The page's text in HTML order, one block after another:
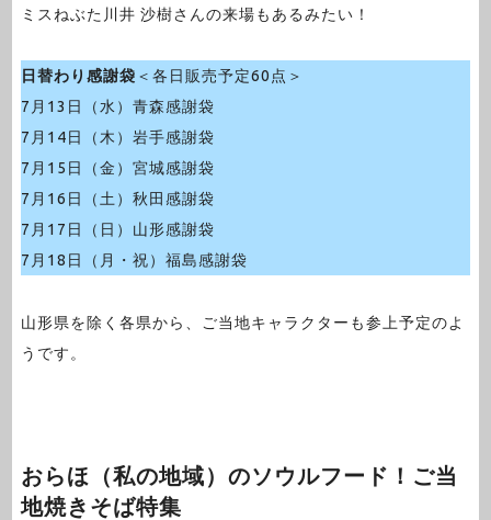
ミスねぶた川井 沙樹さんの来場もあるみたい！
日替わり感謝袋 ＜各日販売予定60点＞
7月13日（水）青森感謝袋
7月14日（木）岩手感謝袋
7月15日（金）宮城感謝袋
7月16日（土）秋田感謝袋
7月17日（日）山形感謝袋
7月18日（月・祝）福島感謝袋
山形県を除く各県から、ご当地キャラクターも参上予定のよ
うです。
おらほ（私の地域）のソウルフード！ご当
地焼きそば特集